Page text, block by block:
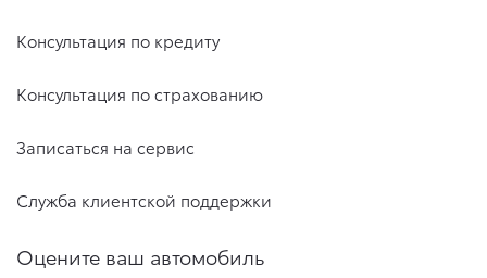
Консультация по кредиту
Консультация по страхованию
Записаться на сервис
Служба клиентской поддержки
Оцените ваш автомобиль